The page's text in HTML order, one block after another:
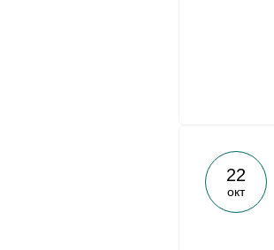
22
окт